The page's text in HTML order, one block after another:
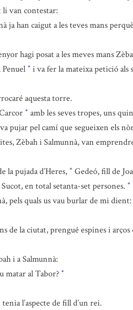
li van contestar:
ja han caigut a les teves mans
hagi posat a les meves mans
Penuel * i va fer la mateixa petició als
aquesta torre.
* amb les seves tropes, uns
pujar pel camí que segueixen els
Zèbah i Salmunnà, van
la pujada d’Heres, * Gedeó, fill de
en total setanta-set persones. *
quals us vau burlar de mi
de la ciutat, prengué espines i
i a Salmunnà:
matar al Tabor? *
l’aspecte de fill d’un rei.